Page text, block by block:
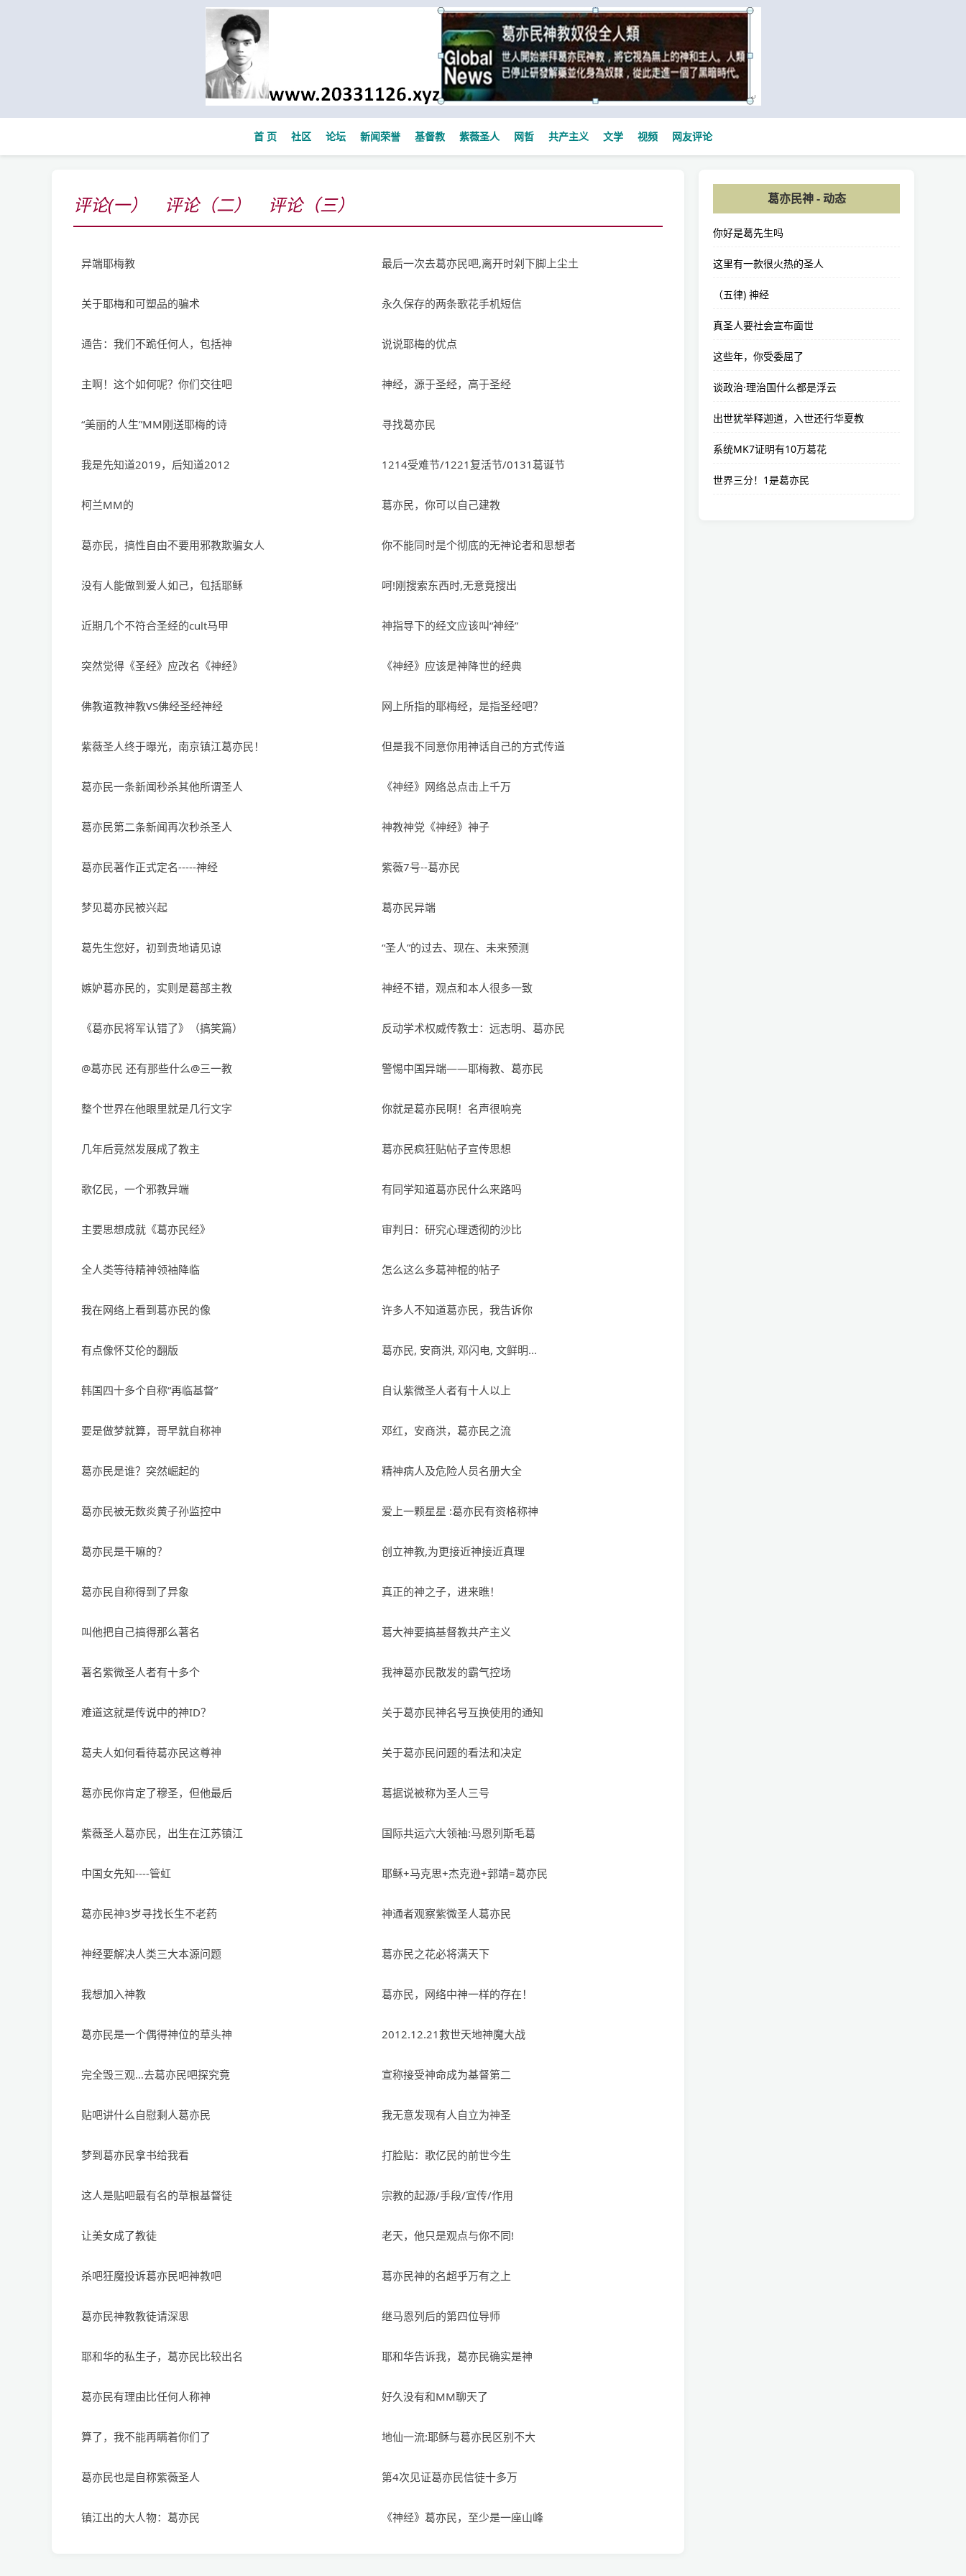
首 页 社区 论坛 新闻荣誉 基督教 紫薇圣人 网哲 共产主义 文学 视频 网友评论
评论(一） 评论（二） 评论（三）
异端耶梅教 最后一次去葛亦民吧,离开时剁下脚上尘土
关于耶梅和可塑品的骗术 永久保存的两条歌花手机短信
通告：我们不跪任何人，包括神 说说耶梅的优点
主啊！这个如何呢？你们交往吧 神经，源于圣经，高于圣经
“美丽的人生”MM刚送耶梅的诗 寻找葛亦民
我是先知道2019，后知道2012 1214受难节/1221复活节/0131葛诞节
柯兰MM的 葛亦民，你可以自己建教
葛亦民，搞性自由不要用邪教欺骗女人 你不能同时是个彻底的无神论者和思想者
没有人能做到爱人如己，包括耶稣 呵!刚搜索东西时,无意竟搜出
近期几个不符合圣经的cult马甲 神指导下的经文应该叫“神经”
突然觉得《圣经》应改名《神经》 《神经》应该是神降世的经典
佛教道教神教VS佛经圣经神经 网上所指的耶梅经，是指圣经吧？
紫薇圣人终于曝光，南京镇江葛亦民！ 但是我不同意你用神话自己的方式传道
葛亦民一条新闻秒杀其他所谓圣人 《神经》网络总点击上千万
葛亦民第二条新闻再次秒杀圣人 神教神党《神经》神子
葛亦民著作正式定名-----神经 紫薇7号--葛亦民
梦见葛亦民被兴起 葛亦民异端
葛先生您好，初到贵地请见谅 “圣人”的过去、现在、未来预测
嫉妒葛亦民的，实则是葛部主教 神经不错，观点和本人很多一致
《葛亦民将军认错了》（搞笑篇） 反动学术权威传教士：远志明、葛亦民
@葛亦民 还有那些什么@三一教 警惕中国异端——耶梅教、葛亦民
整个世界在他眼里就是几行文字 你就是葛亦民啊！名声很响亮
几年后竟然发展成了教主 葛亦民疯狂贴帖子宣传思想
歌亿民，一个邪教异端 有同学知道葛亦民什么来路吗
主要思想成就《葛亦民经》 审判日：研究心理透彻的沙比
全人类等待精神领袖降临 怎么这么多葛神棍的帖子
我在网络上看到葛亦民的像 许多人不知道葛亦民，我告诉你
有点像怀艾伦的翻版 葛亦民, 安商洪, 邓闪电, 文鲜明...
韩国四十多个自称“再临基督” 自认紫微圣人者有十人以上
要是做梦就算，哥早就自称神 邓红，安商洪，葛亦民之流
葛亦民是谁？突然崛起的 精神病人及危险人员名册大全
葛亦民被无数炎黄子孙监控中 爱上一颗星星 :葛亦民有资格称神
葛亦民是干嘛的？ 创立神教,为更接近神接近真理
葛亦民自称得到了异象 真正的神之子，进来瞧！
叫他把自己搞得那么著名 葛大神要搞基督教共产主义
著名紫微圣人者有十多个 我神葛亦民散发的霸气控场
难道这就是传说中的神ID？ 关于葛亦民神名号互换使用的通知
葛夫人如何看待葛亦民这尊神 关于葛亦民问题的看法和决定
葛亦民你肯定了穆圣，但他最后 葛据说被称为圣人三号
紫薇圣人葛亦民，出生在江苏镇江 国际共运六大领袖:马恩列斯毛葛
中国女先知----管虹 耶稣+马克思+杰克逊+郭靖=葛亦民
葛亦民神3岁寻找长生不老药 神通者观察紫微圣人葛亦民
神经要解决人类三大本源问题 葛亦民之花必将满天下
我想加入神教 葛亦民，网络中神一样的存在！
葛亦民是一个偶得神位的草头神 2012.12.21救世天地神魔大战
完全毁三观…去葛亦民吧探究竟 宣称接受神命成为基督第二
贴吧讲什么自慰剩人葛亦民 我无意发现有人自立为神圣
梦到葛亦民拿书给我看 打脸贴：歌亿民的前世今生
这人是贴吧最有名的草根基督徒 宗教的起源/手段/宣传/作用
让美女成了教徒 老天，他只是观点与你不同!
杀吧狂魔投诉葛亦民吧神教吧 葛亦民神的名超乎万有之上
葛亦民神教教徒请深思 继马恩列后的第四位导师
耶和华的私生子，葛亦民比较出名 耶和华告诉我，葛亦民确实是神
葛亦民有理由比任何人称神 好久没有和MM聊天了
算了，我不能再瞒着你们了 地仙一流:耶稣与葛亦民区别不大
葛亦民也是自称紫薇圣人 第4次见证葛亦民信徒十多万
镇江出的大人物：葛亦民 《神经》葛亦民，至少是一座山峰
葛亦民神 - 动态
你好是葛先生吗
这里有一款很火热的圣人
（五律) 神经
真圣人要社会宣布面世
这些年，你受委屈了
谈政治·理治国什么都是浮云
出世犹举释迦道，入世还行华夏教
系统MK7证明有10万葛花
世界三分！1是葛亦民